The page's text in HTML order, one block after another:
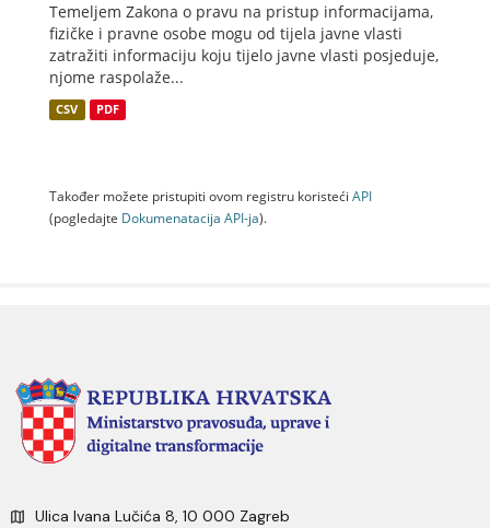
Temeljem Zakona o pravu na pristup informacijama,
fizičke i pravne osobe mogu od tijela javne vlasti
zatražiti informaciju koju tijelo javne vlasti posjeduje,
njome raspolaže...
CSV PDF
Također možete pristupiti ovom registru koristeći API
(pogledajte Dokumenаtаcijа API-jа).